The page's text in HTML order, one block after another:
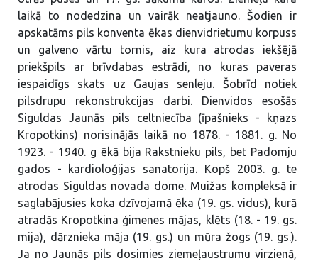
laikā to nodedzina un vairāk neatjauno. Šodien ir
apskatāms pils konventa ēkas dienvidrietumu korpuss
un galveno vārtu tornis, aiz kura atrodas iekšējā
priekšpils ar brīvdabas estrādi, no kuras paveras
iespaidīgs skats uz Gaujas senleju. Šobrīd notiek
pilsdrupu rekonstrukcijas darbi. Dienvidos esošās
Siguldas Jaunās pils celtniecība (īpašnieks - kņazs
Kropotkins) norisinājās laikā no 1878. - 1881. g. No
1923. - 1940. g ēkā bija Rakstnieku pils, bet Padomju
gados - kardioloģijas sanatorija. Kopš 2003. g. te
atrodas Siguldas novada dome. Muižas kompleksā ir
saglabājusies koka dzīvojamā ēka (19. gs. vidus), kurā
atradās Kropotkina ģimenes mājas, klēts (18. - 19. gs.
mija), dārznieka māja (19. gs.) un mūra žogs (19. gs.).
Ja no Jaunās pils dosimies ziemeļaustrumu virzienā,